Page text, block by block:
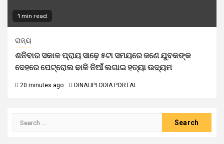
1 min read
ରାଜ୍ୟ
ଶନିବାର ସକାଳ ପ୍ରାୟ ସାଢ଼େ ୫ଟା ସମୟରେ ଜଣେ ଯୁବକଙ୍କ
ଦେହରେ ପେଟ୍ରୋଲ ଢାଳି ନିଆଁ ଲଗାଇ ହତ୍ୟା ଉଦ୍ୟମ
20 minutes ago DINALIPI ODIA PORTAL